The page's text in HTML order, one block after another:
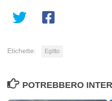
Etichette: Egitto
POTREBBERO